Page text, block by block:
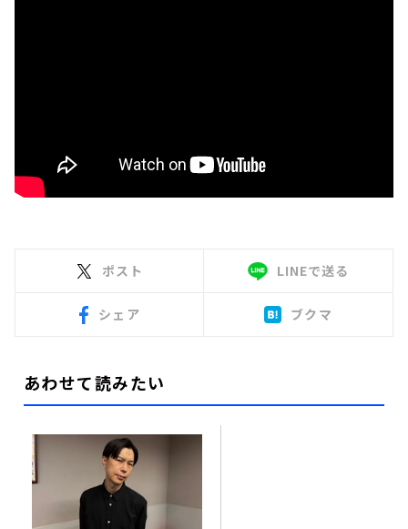
ポスト LINEで送る
シェア ブクマ
あわせて読みたい